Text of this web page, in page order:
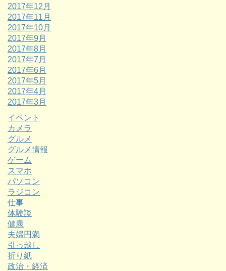
2017年12月
2017年11月
2017年10月
2017年9月
2017年8月
2017年7月
2017年6月
2017年5月
2017年4月
2017年3月
イベント
カメラ
グルメ
グルメ情報
ゲーム
スマホ
パソコン
ラジコン
仕事
体験談
健康
夫婦円満
引っ越し
折り紙
政治・経済